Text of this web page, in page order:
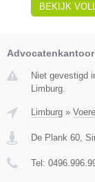
BEKIJK
Niet gevestigd
Limburg.
Limburg »
De Plank 60,
Tel: